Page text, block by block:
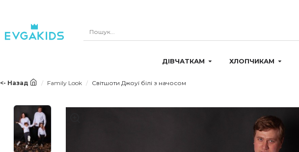
ДІВЧАТКАМ ХЛОПЧИКАМ
<- Назад Family Look Світшоти Джоуї білі з начосом